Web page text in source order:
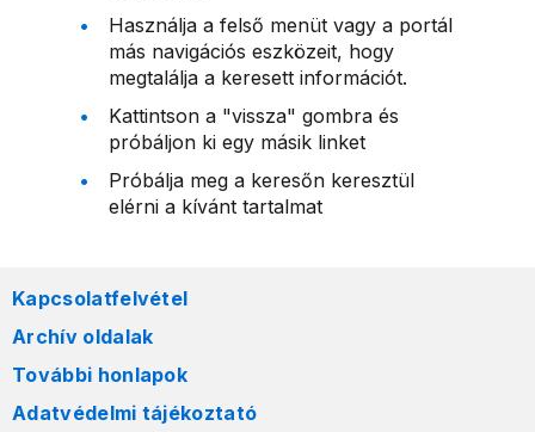
Használja a felső menüt vagy a portál
más navigációs eszközeit, hogy
megtalálja a keresett információt.
Kattintson a "vissza" gombra és
próbáljon ki egy másik linket
Próbálja meg a keresőn keresztül
elérni a kívánt tartalmat
Kapcsolatfelvétel
Archív oldalak
További honlapok
Adatvédelmi tájékoztató